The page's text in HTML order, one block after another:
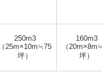
250m3
（25m×10m≒75
坪）
160m3
（
坪）